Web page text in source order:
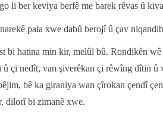
li ber keviya berfê me barek rêvas û
pala xwe dabû berojî û çav
bi hatina min kir, melûl bû. Rondikên
û çi nedît, van şiverêkan çi rêwîng dîtin
bê ka giraniya wan çîrokan çendî
dilorî bi zimanê xwe.